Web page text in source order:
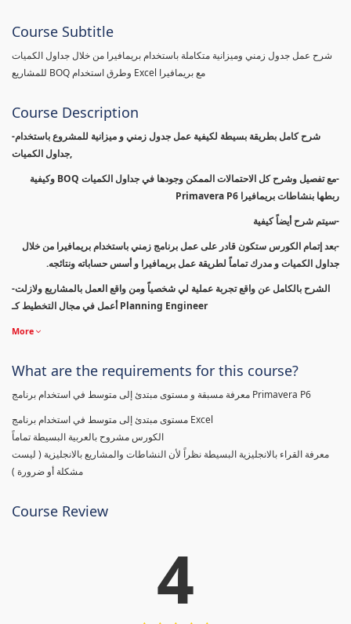
Course Subtitle
شرح عمل جدول زمني وميزانية متكاملة باستخدام بريمافيرا من خلال جداول الكميات
للمشاريع BOQ وطرق استخدام Excel مع بريمافيرا
Course Description
-شرح كامل بطريقة بسيطة لكيفية عمل جدول زمني و ميزانية للمشروع باستخدام
جداول الكميات,
-مع تفصيل وشرح كل الاحتمالات الممكن وجودها في جداول الكميات BOQ وكيفية
ربطها بنشاطات بريمافيرا Primavera P6
-سيتم شرح أيضاً كيفية
-بعد إتمام الكورس ستكون قادر على عمل برنامج زمني باستخدام بريمافيرا من خلال
جداول الكميات و مدرك تماماً لطريقة عمل بريمافيرا و أسس حساباته ونتائجه.
-الشرح بالكامل عن واقع تجربة عملية لي شخصياً ومن واقع العمل بالمشاريع ولازلت
أعمل في مجال التخطيط كـ Planning Engineer
More
What are the requirements for this course?
معرفة مسبقة و مستوى مبتدئ إلى متوسط في استخدام برنامج Primavera P6
مستوى مبتدئ إلى متوسط في استخدام برنامج Excel
الكورس مشروح بالعربية البسيطة تماماً
معرفة القراء بالانجليزية البسيطة نظراً لأن النشاطات والمشاريع بالانجليزية ( ليست
مشكلة أو ضرورة )
Course Review
4